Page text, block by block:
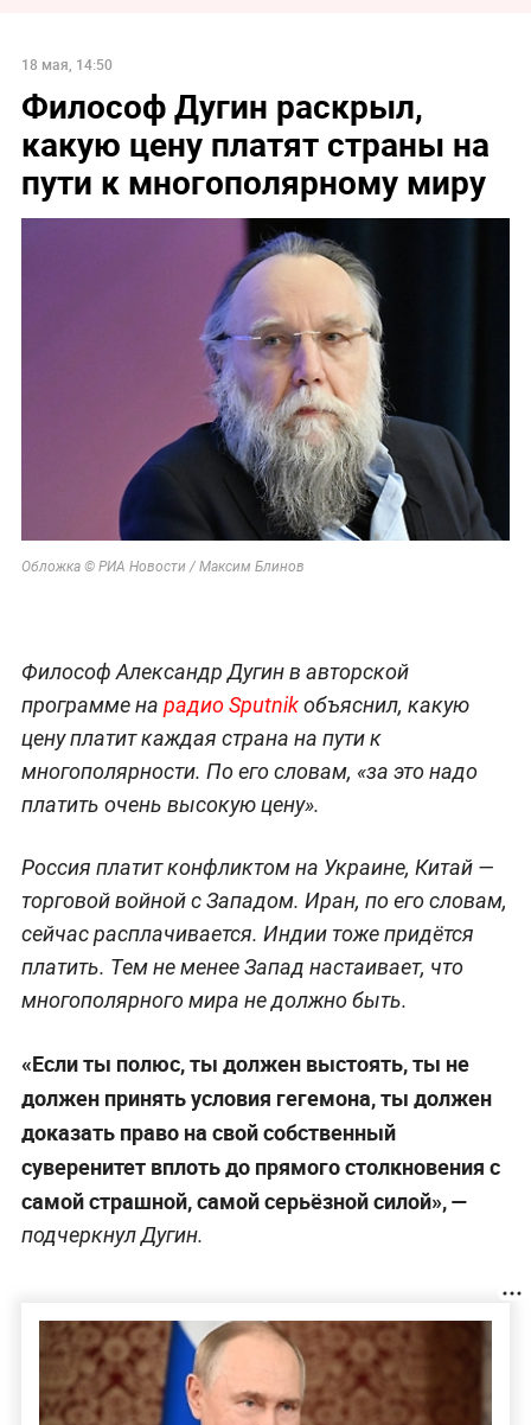
18 мая, 14:50
Философ Дугин раскрыл,
какую цену платят страны на
пути к многополярному миру
Обложка © РИА Новости / Максим Блинов
Философ Александр Дугин в авторской
программе на радио Sputnikобъяснил, какую
цену платит каждая страна на пути к
многополярности. По его словам, «за это надо
платить очень высокую цену».
Россия платит конфликтом на Украине, Китай —
торговой войной с Западом. Иран, по его словам,
сейчас расплачивается. Индии тоже придётся
платить. Тем не менее Запад настаивает, что
многополярного мира не должно быть.
«Если ты полюс, ты должен выстоять, ты не
должен принять условия гегемона, ты должен
доказать право на свой собственный
суверенитет вплоть до прямого столкновения с
самой страшной, самой серьёзной силой», —
подчеркнул Дугин.